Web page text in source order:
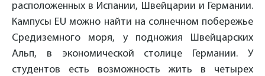
расположенных в Испании, Швейцарии и Германии.
Кампусы EU можно найти на солнечном побережье
Средиземного моря, у подножия Швейцарских
Альп, в экономической столице Германии. У
студентов есть возможность жить в четырех